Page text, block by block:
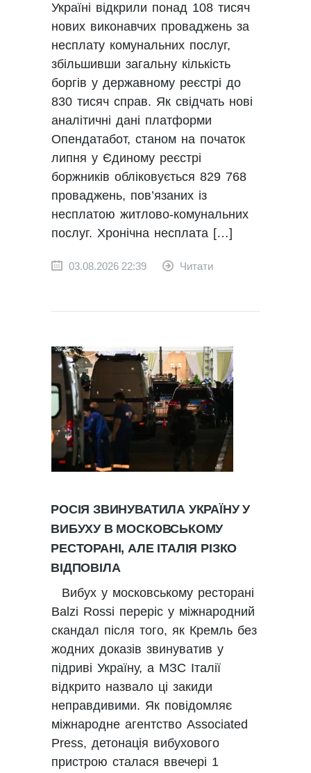
Україні відкрили понад 108 тисяч
нових виконавчих проваджень за
несплату комунальних послуг,
збільшивши загальну кількість
боргів у державному реєстрі до
830 тисяч справ. Як свідчать нові
аналітичні дані платформи
Опендатабот, станом на початок
липня у Єдиному реєстрі
боржників обліковується 829 768
проваджень, пов’язаних із
несплатою житлово-комунальних
послуг. Хронічна несплата […]
03.08.2026 22:39 Читати
РОСІЯ ЗВИНУВАТИЛА УКРАЇНУ У
ВИБУХУ В МОСКОВСЬКОМУ
РЕСТОРАНІ, АЛЕ ІТАЛІЯ РІЗКО
ВІДПОВІЛА
Вибух у московському ресторані
Balzi Rossi переріс у міжнародний
скандал після того, як Кремль без
жодних доказів звинуватив у
підриві Україну, а МЗС Італії
відкрито назвало ці закиди
неправдивими. Як повідомляє
міжнародне агентство Associated
Press, детонація вибухового
пристрою сталася ввечері 1